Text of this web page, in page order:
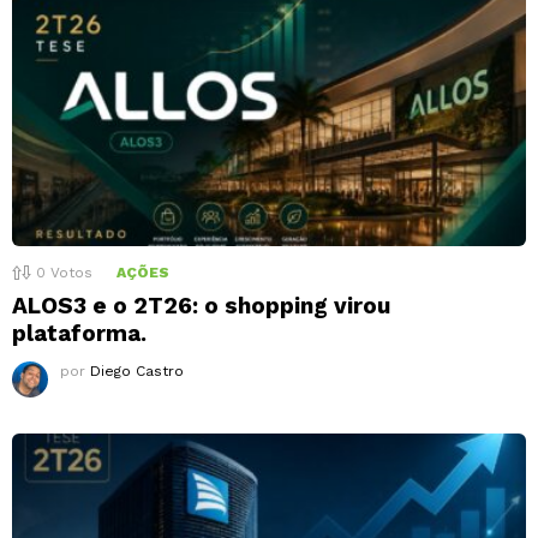
0 Votos AÇÕES
ALOS3 e o 2T26: o shopping virou
plataforma.
por Diego Castro